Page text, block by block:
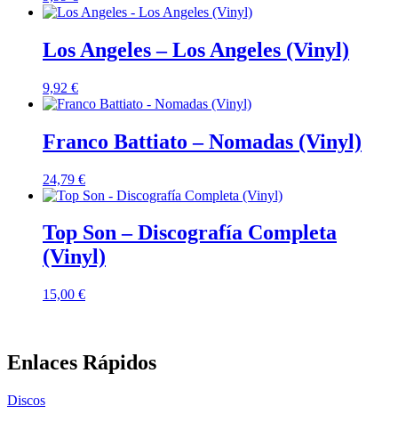
Los Angeles – Los Angeles (Vinyl)
9,92 €
Franco Battiato – Nomadas (Vinyl)
24,79 €
Top Son – Discografía Completa
(Vinyl)
15,00 €
Enlaces Rápidos
Discos